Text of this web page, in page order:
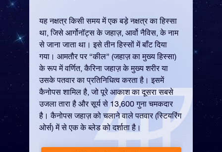
यह नक्षत्र किसी समय में एक बड़े नक्षत्र का हिस्सा
था, जिसे आर्गोनॉट्स के जहाज़, आर्वो नैविस, के नाम
से जाना जाता था। इसे तीन हिस्सों में बाँट दिया
गया। आमतौर पर “कील” (जहाज़ का मुख्य हिस्सा)
के रूप में वर्णित, कैरिना जहाज़ के मुख्य शरीर या
उसके पतवार का प्रतिनिधित्व करता है। इसमें
कैनोपस शामिल है, जो पूरे आकाश का दूसरा सबसे
उजला तारा है और सूर्य से 13,600 गुना चमकदार
है। कैनोपस जहाज़ को चलाने वाले पतवार (स्टियरिंग
ओर्स) में से एक के ब्लेड को दर्शाता है।